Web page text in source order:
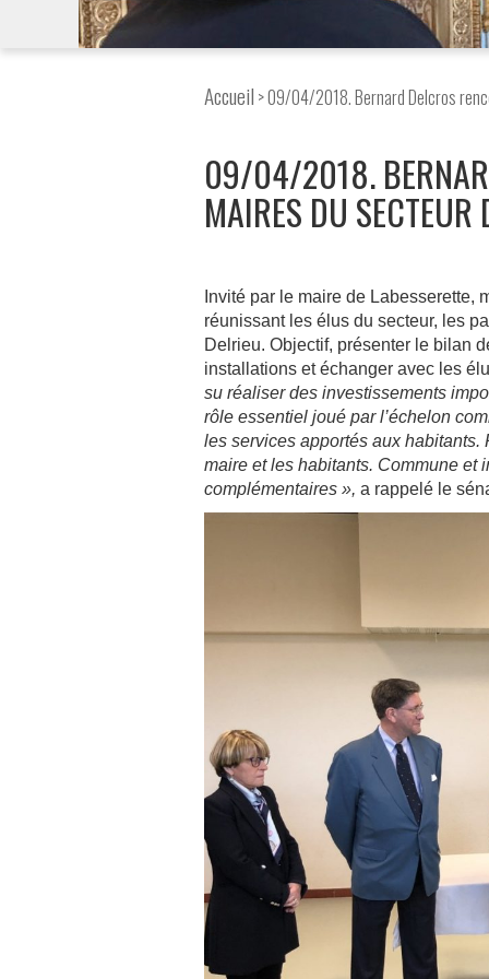
Accueil > 09/04/2018. Bernard Delcros
09/04/2018.
MAIRES DU SECTEUR
Invité par le maire de Labesserette,
réunissant les élus du secteur, les
Delrieu. Objectif, présenter le bilan
installations et échanger avec les
su réaliser des investissements
rôle essentiel joué par l’échelon
les services apportés aux
maire et les habitants. Commune et
complémentaires », a rappelé le